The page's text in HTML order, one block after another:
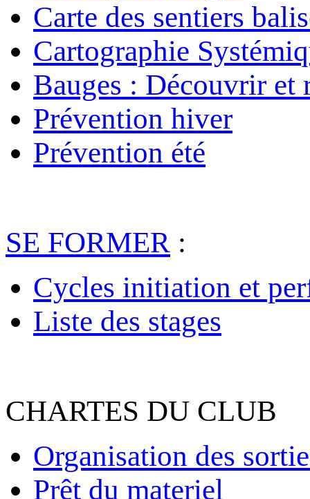
Carte des sentiers
Cartographie
Bauges : Découvrir et
Prévention hiver
Prévention été
SE FORMER :
Cycles initiation et
Liste des stages
CHARTES DU CLUB
Organisation des
Prêt du materiel